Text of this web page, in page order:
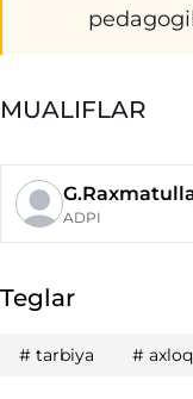
MUALIFLAR
ADPI
Teglar
# tarbiya # axloq